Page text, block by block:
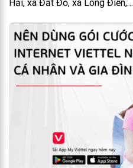
Hải, xã Đất Đỏ, xã Long Điền,…